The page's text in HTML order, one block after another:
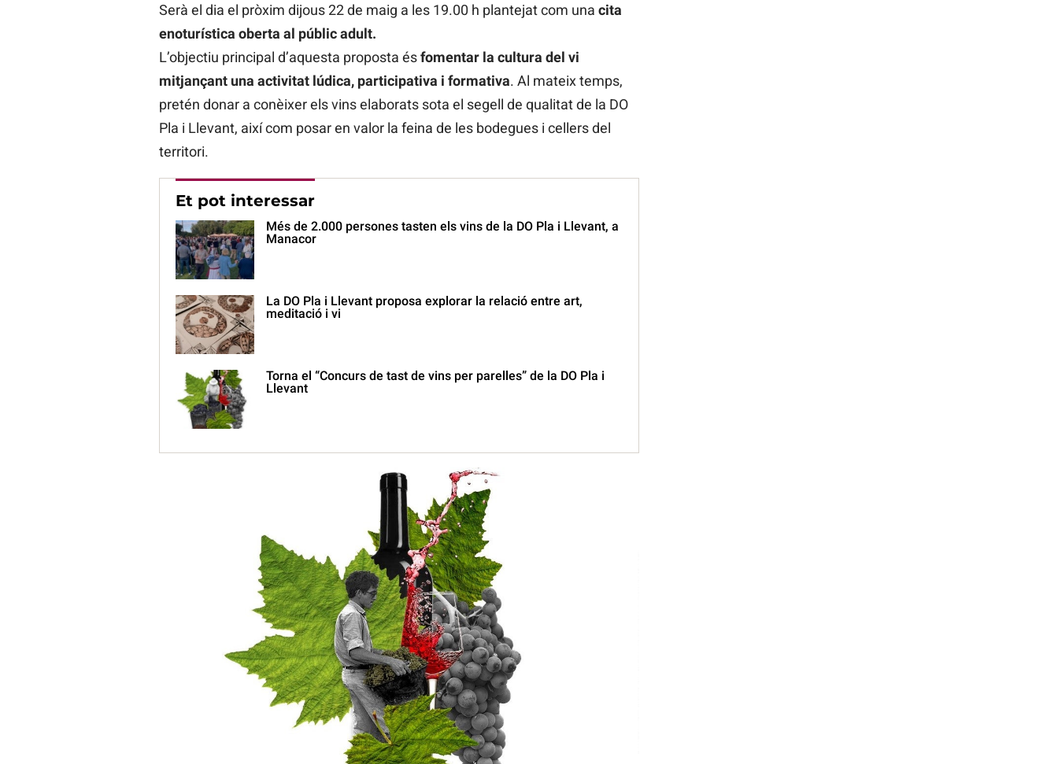
Serà el dia el pròxim dijous 22 de maig a les 19.00 h plantejat com una cita
enoturística oberta al públic adult.
L’objectiu principal d’aquesta proposta ésfomentar la cultura del vi
mitjançant una activitat lúdica, participativa i formativa. Al mateix temps,
pretén donar a conèixer els vins elaborats sota el segell de qualitat de la DO
Pla i Llevant, així com posar en valor la feina de les bodegues i cellers del
territori.
Et pot interessar
Més de 2.000 persones tasten els vins de la DO Pla i Llevant, a
Manacor
La DO Pla i Llevant proposa explorar la relació entre art,
meditació i vi
Torna el “Concurs de tast de vins per parelles” de la DO Pla i
Llevant